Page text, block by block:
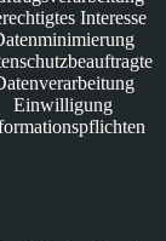
Interesse
Einwilligung